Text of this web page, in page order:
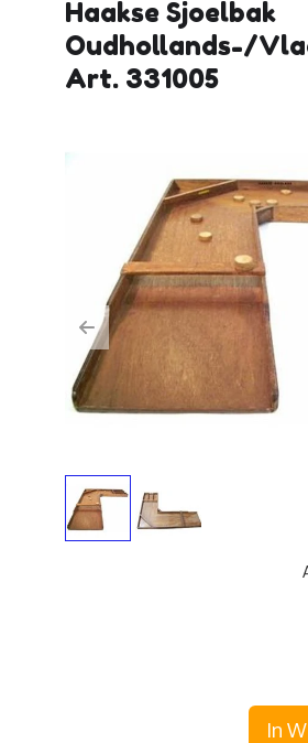
Haakse Sjoelbak
Oudhollands-/
Art. 331005
Previous
In